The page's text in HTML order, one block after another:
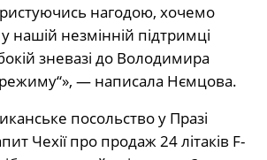
нагодою, хочемо
нашій незмінній підтримці
зневазі до Володимира
режиму“», — написала Нємцова.
посольство у Празі
Чехії про продаж 24 літаків F-